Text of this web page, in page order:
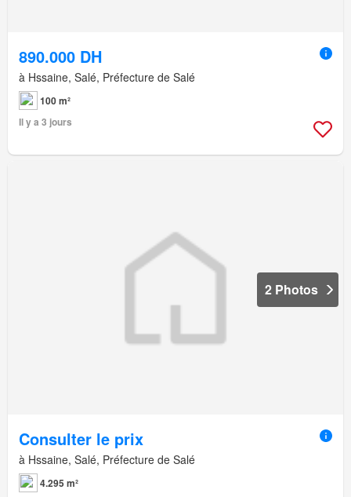
890.000 DH
à Hssaine, Salé, Préfecture de Salé
100 m²
Il y a 3 jours
2 Photos
Consulter le prix
à Hssaine, Salé, Préfecture de Salé
4.295 m²